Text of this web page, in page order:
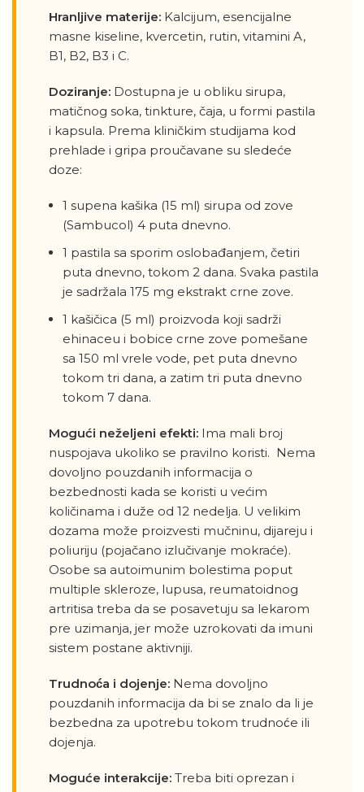
Hranljive materije: Kalcijum, esencijalne
masne kiseline, kvercetin, rutin, vitamini A,
B1, B2, B3 i C.
Doziranje: Dostupna je u obliku sirupa,
matičnog soka, tinkture, čaja, u formi pastila
i kapsula. Prema kliničkim studijama kod
prehlade i gripa proučavane su sledeće
doze:
1 supena kašika (15 ml) sirupa od zove
(Sambucol) 4 puta dnevno.
1 pastila sa sporim oslobađanjem, četiri
puta dnevno, tokom 2 dana. Svaka pastila
je sadržala 175 mg ekstrakt crne zove.
1 kašičica (5 ml) proizvoda koji sadrži
ehinaceu i bobice crne zove pomešane
sa 150 ml vrele vode, pet puta dnevno
tokom tri dana, a zatim tri puta dnevno
tokom 7 dana.
Mogući neželjeni efekti: Ima mali broj
nuspojava ukoliko se pravilno koristi. Nema
dovoljno pouzdanih informacija o
bezbednosti kada se koristi u većim
količinama i duže od 12 nedelja. U velikim
dozama može proizvesti mučninu, dijareju i
poliuriju (pojačano izlučivanje mokraće).
Osobe sa autoimunim bolestima poput
multiple skleroze, lupusa, reumatoidnog
artritisa treba da se posavetuju sa lekarom
pre uzimanja, jer može uzrokovati da imuni
sistem postane aktivniji.
Trudnoća i dojenje: Nema dovoljno
pouzdanih informacija da bi se znalo da li je
bezbedna za upotrebu tokom trudnoće ili
dojenja.
Moguće interakcije: Treba biti oprezan i